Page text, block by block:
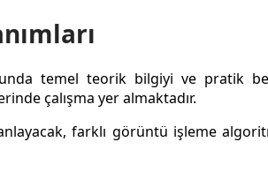
temel teorik bilgiyi ve pratik
çalışma yer almaktadır.
farklı görüntü işleme